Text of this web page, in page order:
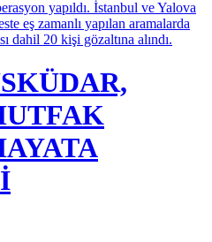
yapıldı. İstanbul ve Yalova
eş zamanlı yapılan aramalarda
dahil 20 kişi gözaltına alındı.